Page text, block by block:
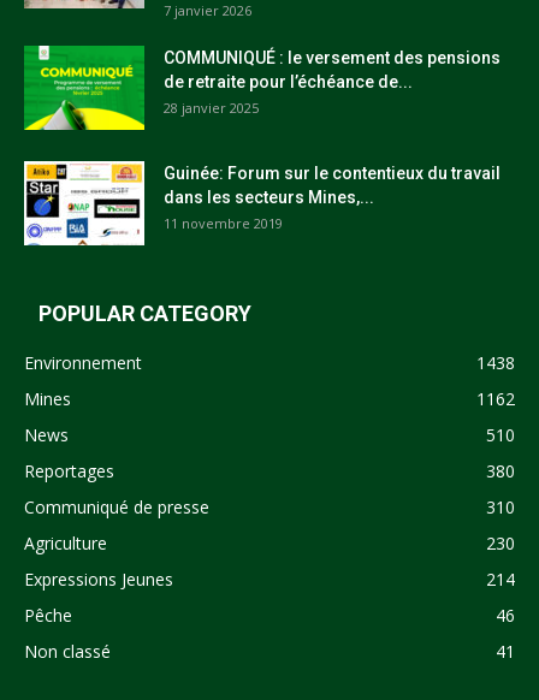
7 janvier 2026
COMMUNIQUÉ : le versement des pensions
de retraite pour l’échéance de...
28 janvier 2025
Guinée: Forum sur le contentieux du travail
dans les secteurs Mines,...
11 novembre 2019
POPULAR CATEGORY
Environnement
1438
Mines
1162
News
510
Reportages
380
Communiqué de presse
310
Agriculture
230
Expressions Jeunes
214
Pêche
46
Non classé
41